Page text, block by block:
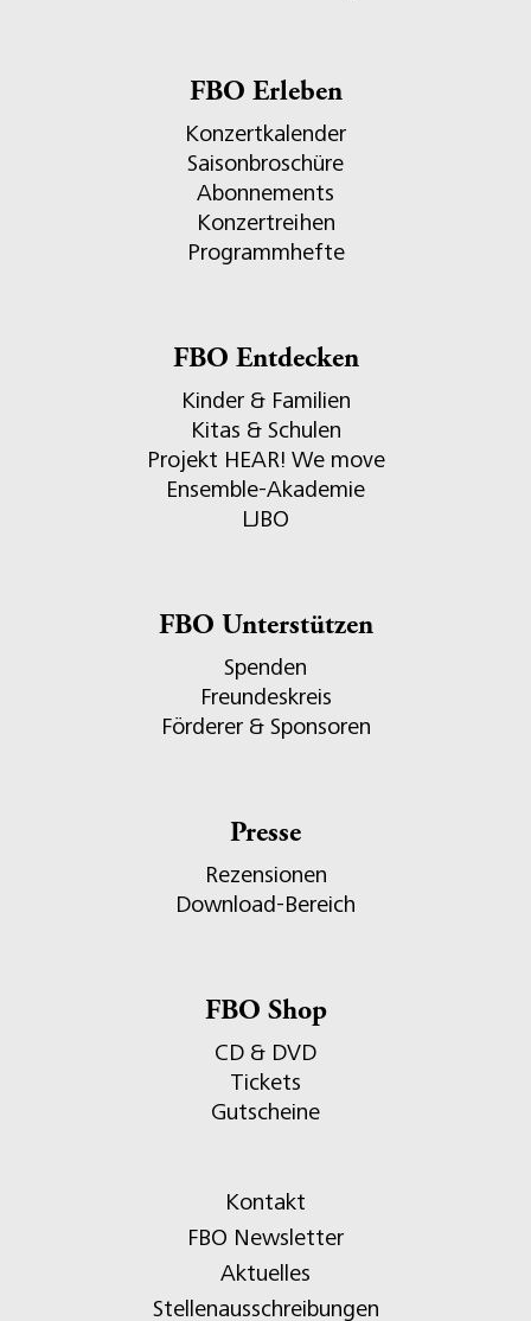
FBO Erleben
Konzertkalender
Saisonbroschüre
Abonnements
Konzertreihen
Programmhefte
FBO Entdecken
Kinder & Familien
Kitas & Schulen
Projekt HEAR! We move
Ensemble-Akademie
LJBO
FBO Unterstützen
Spenden
Freundeskreis
Förderer & Sponsoren
Presse
Rezensionen
Download-Bereich
FBO Shop
CD & DVD
Tickets
Gutscheine
Kontakt
FBO Newsletter
Aktuelles
Stellenausschreibungen